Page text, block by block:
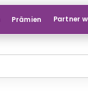
Prämien Partner